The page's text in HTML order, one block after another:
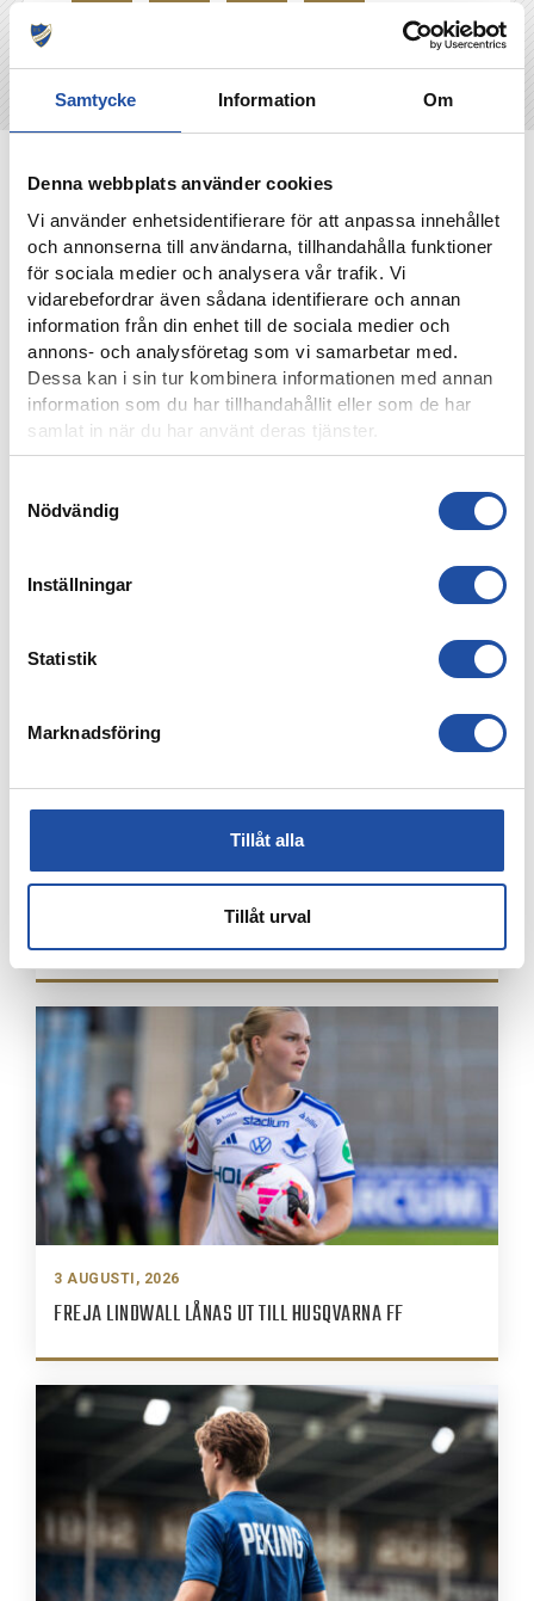
Samtycke Information Om
Denna webbplats använder cookies
Vi använder enhetsidentifierare för att anpassa innehållet
och annonserna till användarna, tillhandahålla funktioner
för sociala medier och analysera vår trafik. Vi
vidarebefordrar även sådana identifierare och annan
information från din enhet till de sociala medier och
annons- och analysföretag som vi samarbetar med.
Dessa kan i sin tur kombinera informationen med annan
information som du har tillhandahållit eller som de har
samlat in när du har använt deras tjänster.
Nödvändig
Inställningar
Statistik
Marknadsföring
Tillåt alla
Tillåt urval
NYHETER
3 AUGUSTI, 2026
FREJA LINDWALL LÅNAS UT TILL HUSQVARNA FF